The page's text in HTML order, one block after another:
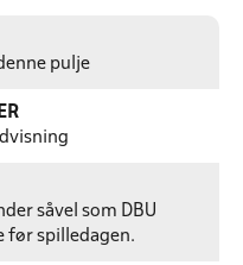
pulje
såvel som DBU
før spilledagen.